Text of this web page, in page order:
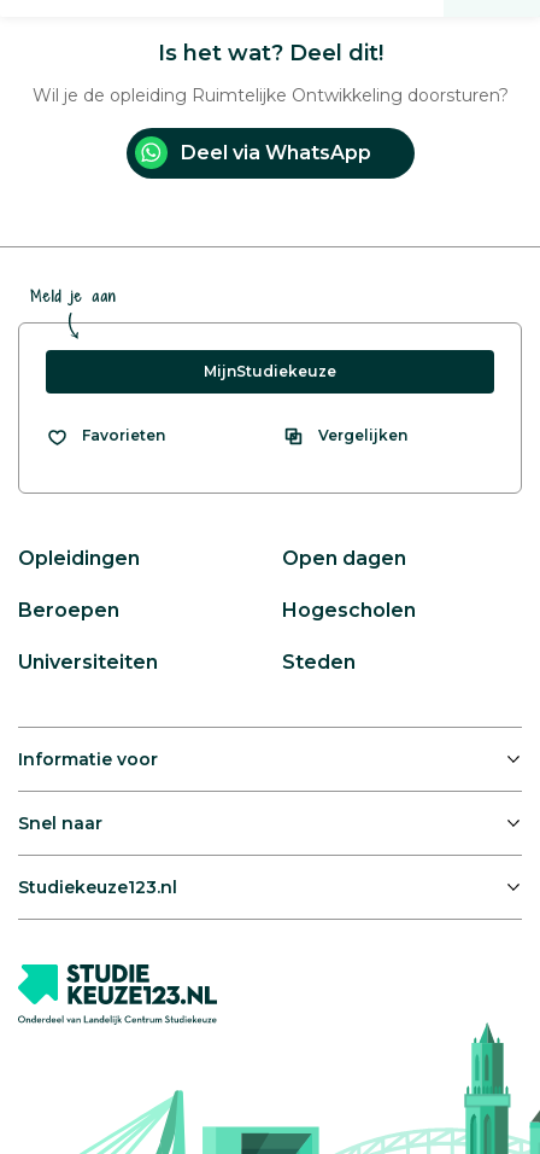
Is het wat? Deel dit!
Wil je de opleiding Ruimtelijke Ontwikkeling doorsturen?
Deel via WhatsApp
Meld je aan
MijnStudiekeuze
Favorieten Vergelijken
Opleidingen Open dagen
Beroepen Hogescholen
Universiteiten Steden
Informatie voor
Snel naar
Studiekeuze123.nl